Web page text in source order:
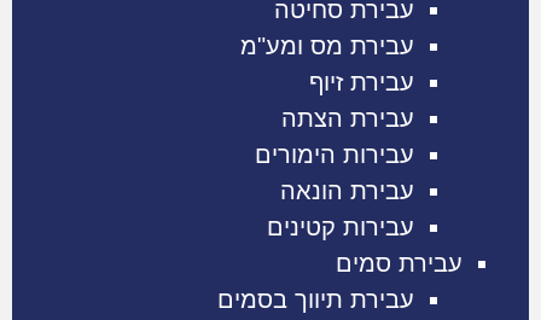
עבירת סחיטה
עבירת מס ומע"מ
עבירת זיוף
עבירת הצתה
עבירות הימורים
עבירת הונאה
עבירות קטינים
עבירת סמים
עבירת תיווך בסמים